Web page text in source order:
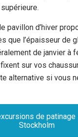
pavillon d’hiver
que l’épaisseur de
de janvier à
sur vos
alternative si vous
de patinage
Stockholm